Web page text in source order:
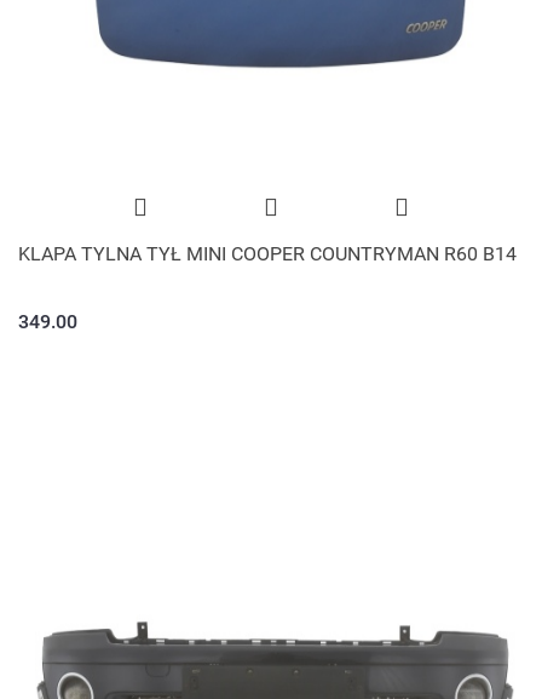
KLAPA TYLNA TYŁ MINI COOPER COUNTRYMAN R60 B14
349.00